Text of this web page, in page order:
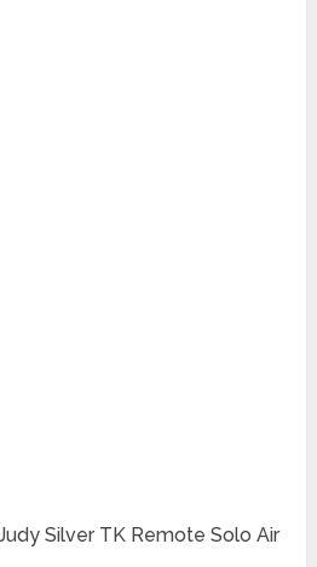
Silver TK Remote Solo Air